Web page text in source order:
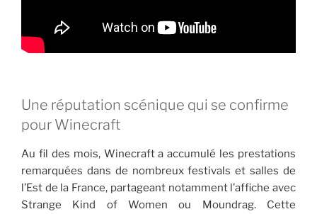
Une réputation scénique qui se confirme
pour Winecraft
Au fil des mois, Winecraft a accumulé les prestations
remarquées dans de nombreux festivals et salles de
l’Est de la France, partageant notamment l’affiche avec
Strange Kind of Women ou Moundrag. Cette